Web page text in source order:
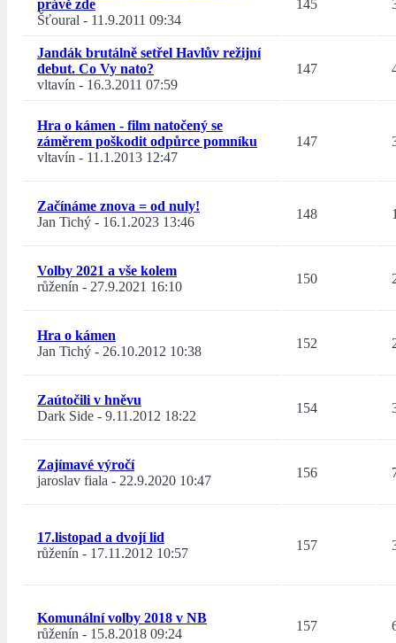
právě zde
Šťoural - 11.9.2011 09:34
145
Jandák brutálně setřel Havlův režijní
debut. Co Vy nato?
vltavín - 16.3.2011 07:59
147
Hra o kámen - film natočený se
záměrem poškodit odpůrce pomníku
vltavín - 11.1.2013 12:47
147
Začínáme znova = od nuly!
Jan Tichý - 16.1.2023 13:46
148
Volby 2021 a vše kolem
růženín - 27.9.2021 16:10
150
Hra o kámen
Jan Tichý - 26.10.2012 10:38
152
Zaútočili v hněvu
Dark Side - 9.11.2012 18:22
154
Zajímavé výročí
jaroslav fiala - 22.9.2020 10:47
156
17.listopad a dvojí lid
růženín - 17.11.2012 10:57
157
Komunální volby 2018 v NB
růženín - 15.8.2018 09:24
157